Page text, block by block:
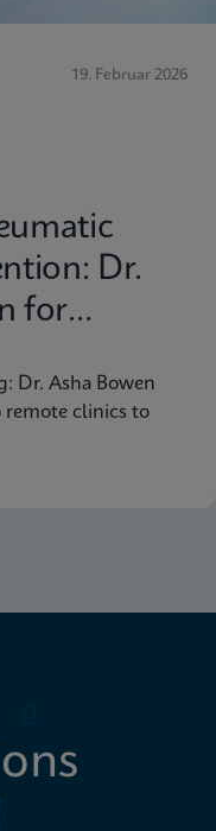
19. Februar 2026
Dr.
for
Dr. Asha Bowen
remote clinics to